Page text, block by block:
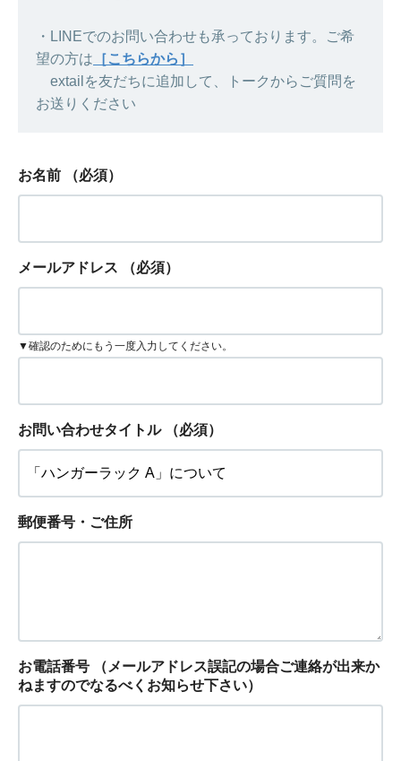
・LINEでのお問い合わせも承っております。ご希
望の方は ［こちらから］
extailを友だちに追加して、トークからご質問を
お送りください
お名前 （必須）
メールアドレス （必須）
▼確認のためにもう一度入力してください。
お問い合わせタイトル （必須）
郵便番号・ご住所
お電話番号 （メールアドレス誤記の場合ご連絡が出来か
ねますのでなるべくお知らせ下さい）